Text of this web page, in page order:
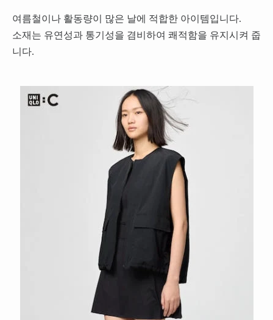
여름철이나 활동량이 많은 날에 적합한 아이템입니다.
소재는 유연성과 통기성을 겸비하여 쾌적함을 유지시켜 줍
니다.